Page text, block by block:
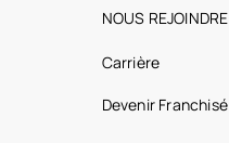
NOUS REJOINDRE
Carrière
Devenir Franchisé